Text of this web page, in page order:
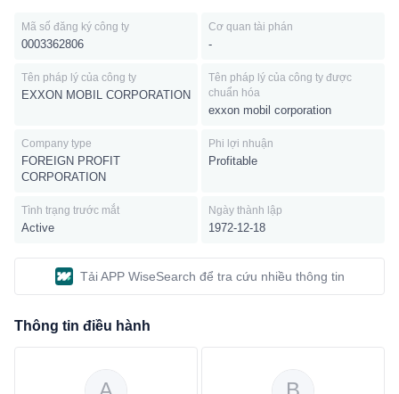
Mã số đăng ký công ty
0003362806
Cơ quan tài phán
-
Tên pháp lý của công ty
EXXON MOBIL CORPORATION
Tên pháp lý của công ty được
chuẩn hóa
exxon mobil corporation
Company type
FOREIGN PROFIT
CORPORATION
Phi lợi nhuận
Profitable
Tình trạng trước mắt
Active
Ngày thành lập
1972-12-18
Tải APP WiseSearch để tra cứu nhiều thông tin
Thông tin điều hành